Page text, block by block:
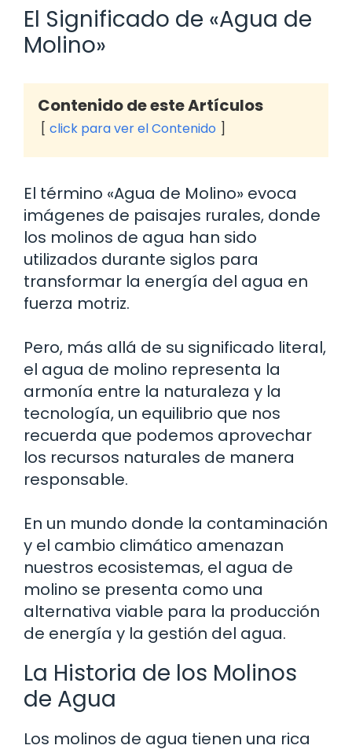
El Significado de «Agua de
Molino»
Contenido de este Artículos
click para ver el Contenido
El término «Agua de Molino» evoca
imágenes de paisajes rurales, donde
los molinos de agua han sido
utilizados durante siglos para
transformar la energía del agua en
fuerza motriz.
Pero, más allá de su significado literal,
el agua de molino representa la
armonía entre la naturaleza y la
tecnología, un equilibrio que nos
recuerda que podemos aprovechar
los recursos naturales de manera
responsable.
En un mundo donde la contaminación
y el cambio climático amenazan
nuestros ecosistemas, el agua de
molino se presenta como una
alternativa viable para la producción
de energía y la gestión del agua.
La Historia de los Molinos
de Agua
Los molinos de agua tienen una rica